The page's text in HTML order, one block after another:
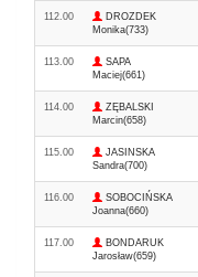
112.00
DROZDEK
Monika(733)
113.00
SAPA
Maciej(661)
114.00
ZĘBALSKI
Marcin(658)
115.00
JASINSKA
Sandra(700)
116.00
SOBOCIŃSKA
Joanna(660)
117.00
BONDARUK
Jarosław(659)